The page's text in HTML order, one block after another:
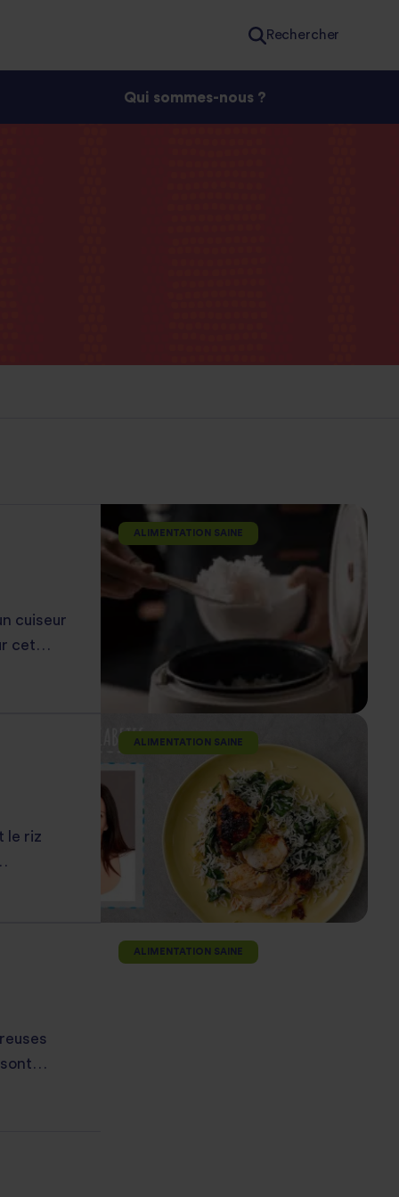
Rechercher
Qui sommes-nous ?
ALIMENTATION SAINE
cuiseur
cet
ALIMENTATION SAINE
le riz
ALIMENTATION SAINE